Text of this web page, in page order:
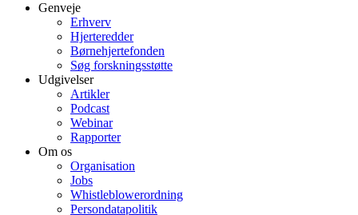
Genveje
Erhverv
Hjerteredder
Børnehjertefonden
Søg forskningsstøtte
Udgivelser
Artikler
Podcast
Webinar
Rapporter
Om os
Organisation
Jobs
Whistleblowerordning
Persondatapolitik